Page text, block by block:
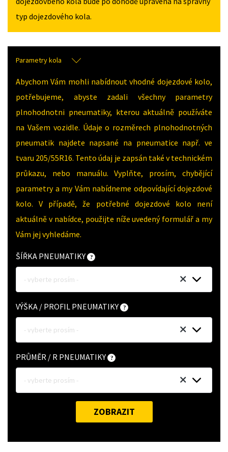
typ dojezdového kola.
Parametry kola
Abychom Vám mohli nabídnout vhodné dojezdové kolo,
potřebujeme, abyste zadali všechny parametry
plnohodnotni pneumatiky, kterou aktuálně používáte
na Vašem vozidle. Údaje o rozměrech plnohodnotných
pneumatik najdete napsané na pneumatice např. ve
tvaru 205/55R16. Tento údaj je zapsán také v technickém
průkazu, nebo manuálu. Vyplňte, prosím, chybějící
parametry a my Vám nabídneme odpovídající dojezdové
kolo. V případě, že potřebné dojezdové kolo není
aktuálně v nabídce, použijte níže uvedený formulář a my
Vám jej vyhledáme.
ŠÍŘKA PNEUMATIKY
- vyberte prosím -
VÝŠKA / PROFIL PNEUMATIKY
- vyberte prosím -
PRŮMĚR / R PNEUMATIKY
- vyberte prosím -
ZOBRAZIT